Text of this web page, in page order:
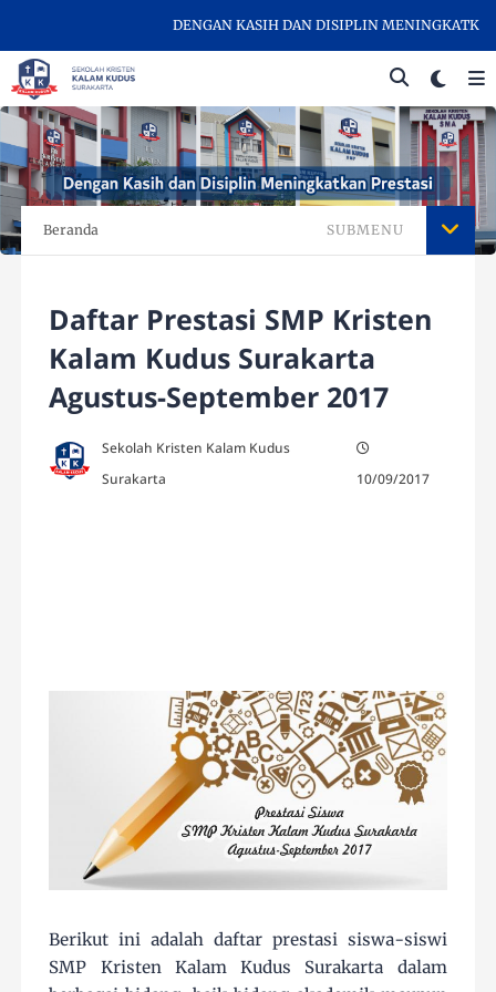
DENGAN KASIH DAN DISIPLIN MENINGKATKAN
Beranda SUBMENU
Daftar Prestasi SMP Kristen
Kalam Kudus Surakarta
Agustus-September 2017
Sekolah Kristen Kalam Kudus
Surakarta
10/09/2017
Berikut ini adalah daftar prestasi siswa-siswi
SMP Kristen Kalam Kudus Surakarta dalam